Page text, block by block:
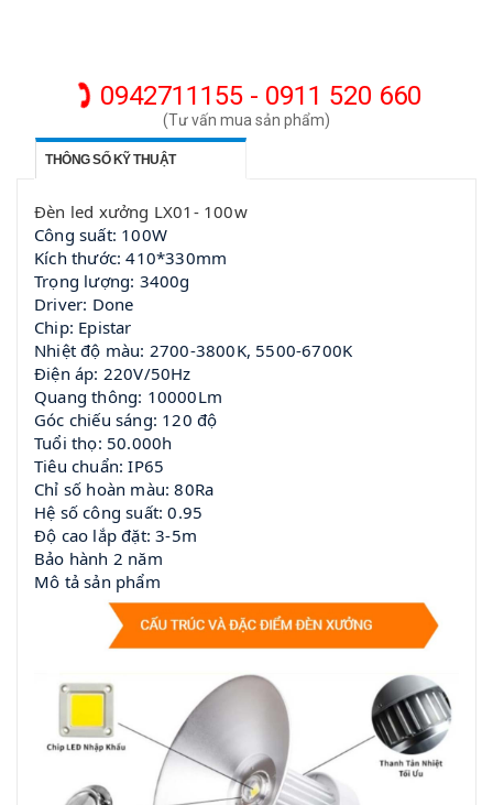
0942711155 - 0911 520 660
(Tư vấn mua sản phẩm)
THÔNG SỐ KỸ THUẬT
Đèn led xưởng LX01- 100w
Công suất: 100W
Kích thước: 410*330mm
Trọng lượng: 3400g
Driver: Done
Chip: Epistar
Nhiệt độ màu: 2700-3800K, 5500-6700K
Điện áp: 220V/50Hz
Quang thông: 10000Lm
Góc chiếu sáng: 120 độ
Tuổi thọ: 50.000h
Tiêu chuẩn: IP65
Chỉ số hoàn màu: 80Ra
Hệ số công suất: 0.95
Độ cao lắp đặt: 3-5m
Bảo hành 2 năm
Mô tả sản phẩm